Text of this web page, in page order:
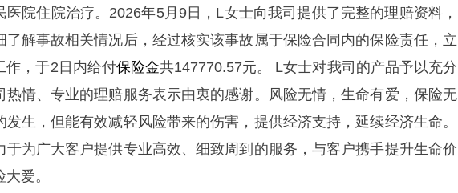
医院住院治疗。2026年5月9日，L女士向我司提供了完整的理赔资料，
了解事故相关情况后，经过核实该事故属于保险合同内的保险责任，立
作，于2日内给付保险金共147770.57元。 L女士对我司的产品予以充分
热情、专业的理赔服务表示由衷的感谢。风险无情，生命有爱，保险无
发生，但能有效减轻风险带来的伤害，提供经济支持，延续经济生命。
于为广大客户提供专业高效、细致周到的服务，与客户携手提升生命价
爱。